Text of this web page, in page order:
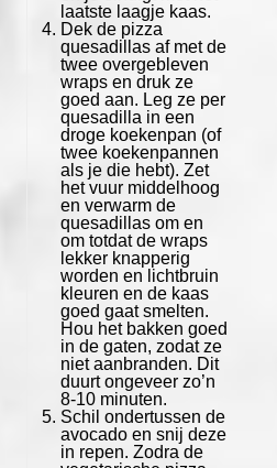
laatste laagje kaas.
Dek de pizza
quesadillas af met de
twee overgebleven
wraps en druk ze
goed aan. Leg ze per
quesadilla in een
droge koekenpan (of
twee koekenpannen
als je die hebt). Zet
het vuur middelhoog
en verwarm de
quesadillas om en
om totdat de wraps
lekker knapperig
worden en lichtbruin
kleuren en de kaas
goed gaat smelten.
Hou het bakken goed
in de gaten, zodat ze
niet aanbranden. Dit
duurt ongeveer zo’n
8-10 minuten.
Schil ondertussen de
avocado en snij deze
in repen. Zodra de